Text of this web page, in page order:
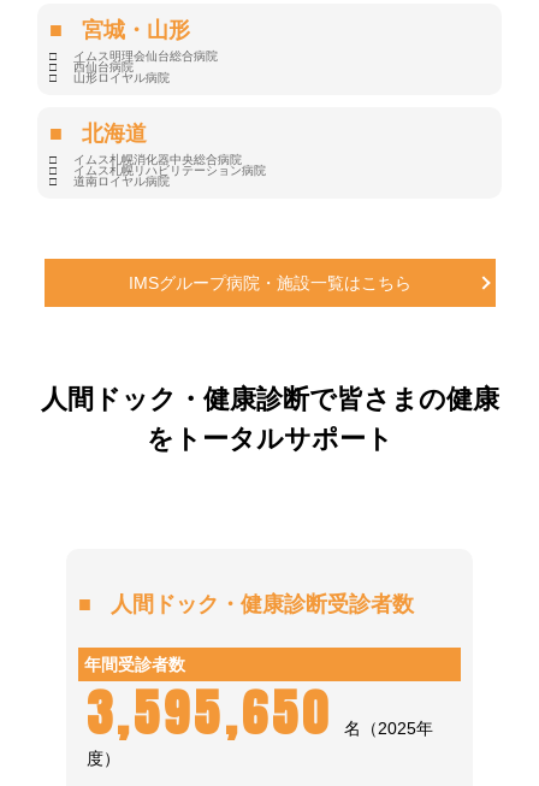
宮城・山形
イムス明理会仙台総合病院
西仙台病院
山形ロイヤル病院
北海道
イムス札幌消化器中央総合病院
イムス札幌リハビリテーション病院
道南ロイヤル病院
IMSグループ病院・施設一覧はこちら
人間ドック・健康診断で皆さまの健康
をトータルサポート
人間ドック・健康診断受診者数
年間受診者数
3,595,650
名（2025年
度）